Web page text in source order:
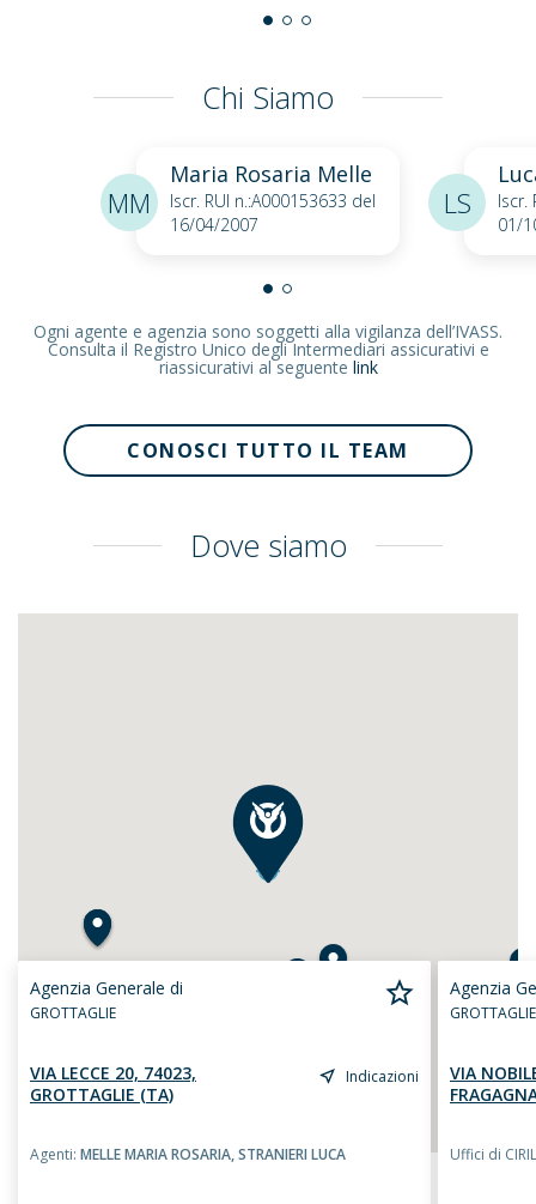
Chi Siamo
Maria Rosaria Melle
Iscr. RUI n.:A000153633 del
16/04/2007
MM
Iscr.
01/
LS
Ogni agente e agenzia sono soggetti alla vigilanza dell’IVASS.
Consulta il Registro Unico degli Intermediari assicurativi e
riassicurativi al seguente link
CONOSCI TUTTO IL TEAM
Dove siamo
Agenzia Generale di
GROTTAGLIE
VIA LECCE 20, 74023,
GROTTAGLIE (TA)
Indicazioni
Agenti: MELLE MARIA ROSARIA,STRANIERI LUCA
Agenzia
GROTTAGLIE
VIA
Uffici di